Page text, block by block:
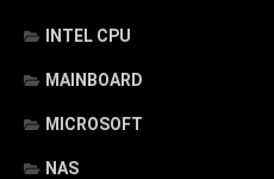
INTEL CPU
MAINBOARD
MICROSOFT
NAS